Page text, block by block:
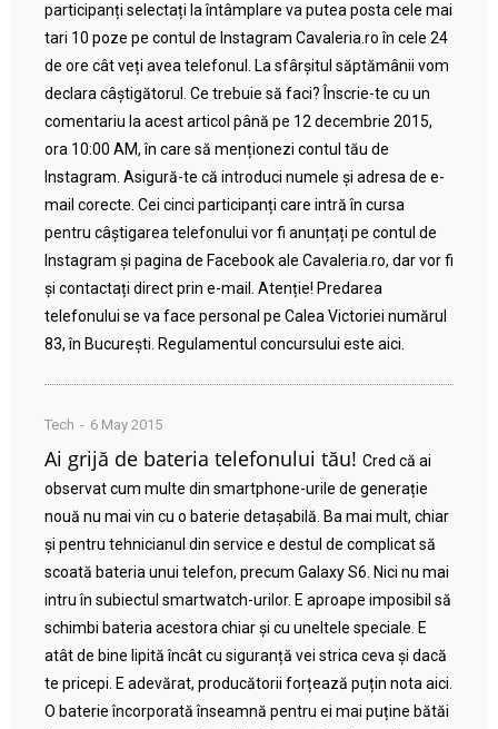
participanți selectați la întâmplare va putea posta cele mai
tari 10 poze pe contul de Instagram Cavaleria.ro în cele 24
de ore cât veți avea telefonul. La sfârșitul săptămânii vom
declara câștigătorul. Ce trebuie să faci? Înscrie-te cu un
comentariu la acest articol până pe 12 decembrie 2015,
ora 10:00 AM, în care să menționezi contul tău de
Instagram. Asigură-te că introduci numele și adresa de e-
mail corecte. Cei cinci participanți care intră în cursa
pentru câștigarea telefonului vor fi anunțați pe contul de
Instagram și pagina de Facebook ale Cavaleria.ro, dar vor fi
și contactați direct prin e-mail. Atenție! Predarea
telefonului se va face personal pe Calea Victoriei numărul
83, în București. Regulamentul concursului este aici.
Tech 6 May 2015
Ai grijă de bateria telefonului tău! Cred că ai
observat cum multe din smartphone-urile de generație
nouă nu mai vin cu o baterie detașabilă. Ba mai mult, chiar
și pentru tehnicianul din service e destul de complicat să
scoată bateria unui telefon, precum Galaxy S6. Nici nu mai
intru în subiectul smartwatch-urilor. E aproape imposibil să
schimbi bateria acestora chiar și cu uneltele speciale. E
atât de bine lipită încât cu siguranță vei strica ceva și dacă
te pricepi. E adevărat, producătorii forțează puțin nota aici.
O baterie încorporată înseamnă pentru ei mai puține bătăi